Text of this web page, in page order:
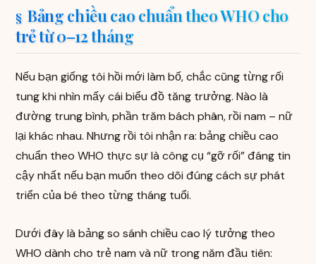
Bảng chiều cao chuẩn theo WHO cho
trẻ từ 0–12 tháng
Nếu bạn giống tôi hồi mới làm bố, chắc cũng từng rối
tung khi nhìn mấy cái biểu đồ tăng trưởng. Nào là
đường trung bình, phần trăm bách phân, rồi nam – nữ
lại khác nhau. Nhưng rồi tôi nhận ra: bảng chiều cao
chuẩn theo WHO thực sự là công cụ “gỡ rối” đáng tin
cậy nhất nếu bạn muốn theo dõi đúng cách sự phát
triển của bé theo từng tháng tuổi.
Dưới đây là bảng so sánh chiều cao lý tưởng theo
WHO dành cho trẻ nam và nữ trong năm đầu tiên: